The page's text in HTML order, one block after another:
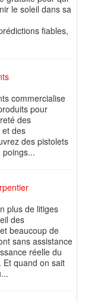
le soleil dans sa
fiables,
commercialise
pour
des
et des
des pistolets
poings...
plus de litiges
des
beaucoup de
sans assistance
réelle du
Et quand on sait